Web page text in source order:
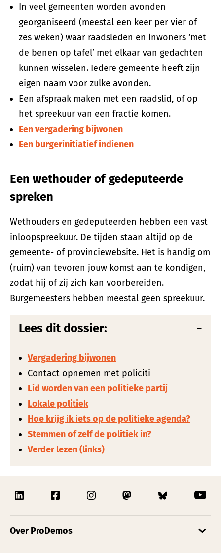
In veel gemeenten worden avonden
georganiseerd (meestal een keer per vier of
zes weken) waar raadsleden en inwoners ‘met
de benen op tafel’ met elkaar van gedachten
kunnen wisselen. Iedere gemeente heeft zijn
eigen naam voor zulke avonden.
Een afspraak maken met een raadslid, of op
het spreekuur van een fractie komen.
Een vergadering bijwonen
Een burgerinitiatief indienen
Een wethouder of gedeputeerde
spreken
Wethouders en gedeputeerden hebben een vast
inloopspreekuur. De tijden staan altijd op de
gemeente- of provinciewebsite. Het is handig om
(ruim) van tevoren jouw komst aan te kondigen,
zodat hij of zij zich kan voorbereiden.
Burgemeesters hebben meestal geen spreekuur.
Lees dit dossier:
Vergadering bijwonen
Contact opnemen met policiti
Lid worden van een politieke partij
Lokale politiek
Hoe krijg ik iets op de politieke agenda?
Stemmen of zelf de politiek in?
Verder lezen (links)
Over ProDemos